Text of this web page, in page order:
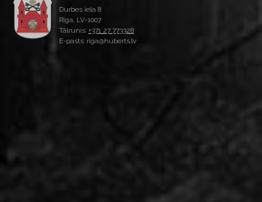
Durbes iela 8
Rīga, LV-1007
Tālrunis: +371 27 773328
E-pasts: riga@huberts.lv